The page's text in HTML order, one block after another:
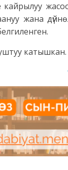
кайрылуу
жана
катышкан.